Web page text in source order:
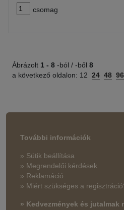
csomag
Ábrázolt 1 - 8 -ból / -ből 8
a következő oldalon: 12 24 48 96
További információk
» Sütik beállítása
» Megrendelői kérdések
» Reklamáció
» Miért szükséges a
» Kedvezmények és jutalmak